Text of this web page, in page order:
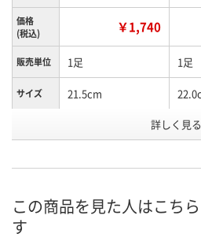
価格
(税込)
￥1,740
販売単位 1足 1足
サイズ 21.5cm
詳しく見る
この商品を見た人はこち
す